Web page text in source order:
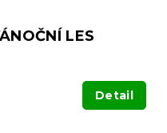
LES
Detail